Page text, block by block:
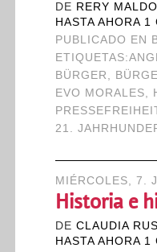
DE RERY
HASTA AHORA 1
PUBLICADO EN
ETIQUETAS:
BÜRGER ,
EVO MORALES,
21.
MIÉRCOLES, 7.
Historia e
DE CLAUDIA
HASTA AHORA 1